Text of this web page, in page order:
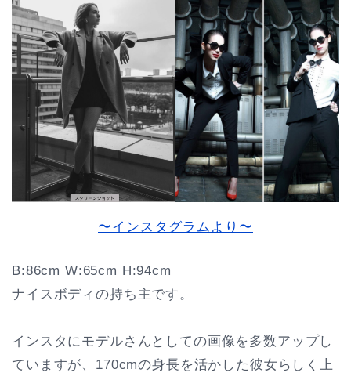
〜インスタグラムより〜
B:86cm W:65cm H:94cm
ナイスボディの持ち主です。
インスタにモデルさんとしての画像を多数アップし
ていますが、170cmの身長を活かした彼女らしく上